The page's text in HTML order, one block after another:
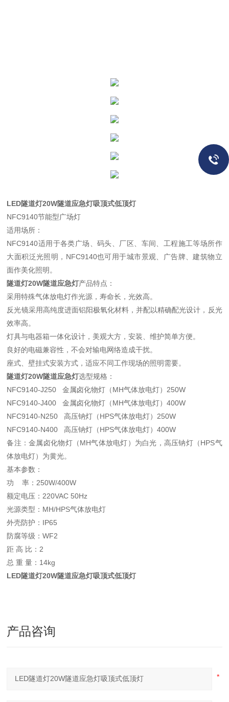
LED隧道灯20W隧道应急灯吸顶式低顶灯
NFC9140节能型广场灯
适用场所：
NFC9140适用于各类广场、码头、厂区、车间、工程施工等场所作
大面积泛光照明，NFC9140也可用于城市景观、广告牌、建筑物立
面作美化照明。
隧道灯20W隧道应急灯产品特点：
采用特殊气体放电灯作光源，寿命长，光效高。
反光镜采用高纯度进面铝阳极氧化材料，并配以精确配光设计，反光
效率高。
灯具与电器箱一体化设计，美观大方，安装、维护简单方便。
良好的电磁兼容性，不会对输电网络造成干扰。
座式、壁挂式安装方式，适应不同工作现场的照明需要。
隧道灯20W隧道应急灯选型规格：
NFC9140-J250 金属卤化物灯（MH气体放电灯）250W
NFC9140-J400 金属卤化物灯（MH气体放电灯）400W
NFC9140-N250 高压钠灯（HPS气体放电灯）250W
NFC9140-N400 高压钠灯（HPS气体放电灯）400W
备注：金属卤化物灯（MH气体放电灯）为白光，高压钠灯（HPS气
体放电灯）为黄光。
基本参数：
功 率：250W/400W
额定电压：220VAC 50Hz
光源类型：MH/HPS气体放电灯
外壳防护：IP65
防腐等级：WF2
距 高 比：2
总 重 量：14kg
LED隧道灯20W隧道应急灯吸顶式低顶灯
产品咨询